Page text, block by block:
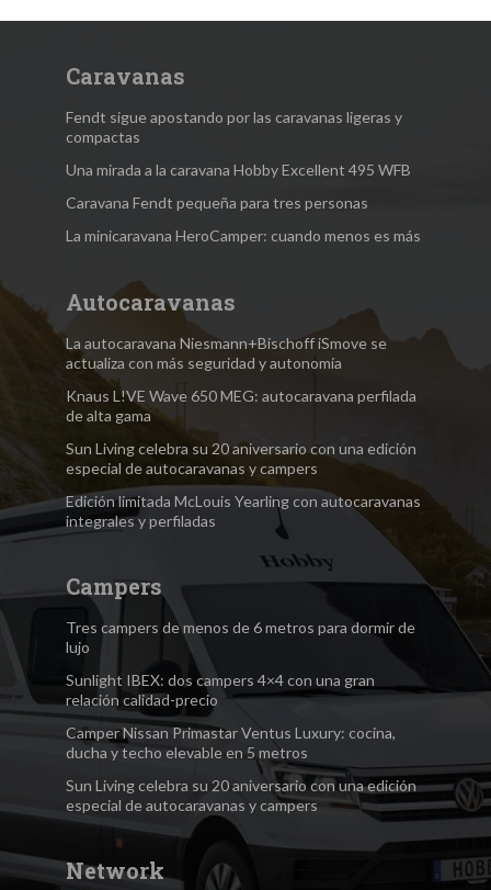
Caravanas
Fendt sigue apostando por las caravanas ligeras y
compactas
Una mirada a la caravana Hobby Excellent 495 WFB
Caravana Fendt pequeña para tres personas
La minicaravana HeroCamper: cuando menos es más
Autocaravanas
La autocaravana Niesmann+Bischoff iSmove se
actualiza con más seguridad y autonomía
Knaus L!VE Wave 650 MEG: autocaravana perfilada
de alta gama
Sun Living celebra su 20 aniversario con una edición
especial de autocaravanas y campers
Edición limitada McLouis Yearling con autocaravanas
integrales y perfiladas
Campers
Tres campers de menos de 6 metros para dormir de
lujo
Sunlight IBEX: dos campers 4×4 con una gran
relación calidad-precio
Camper Nissan Primastar Ventus Luxury: cocina,
ducha y techo elevable en 5 metros
Sun Living celebra su 20 aniversario con una edición
especial de autocaravanas y campers
Network